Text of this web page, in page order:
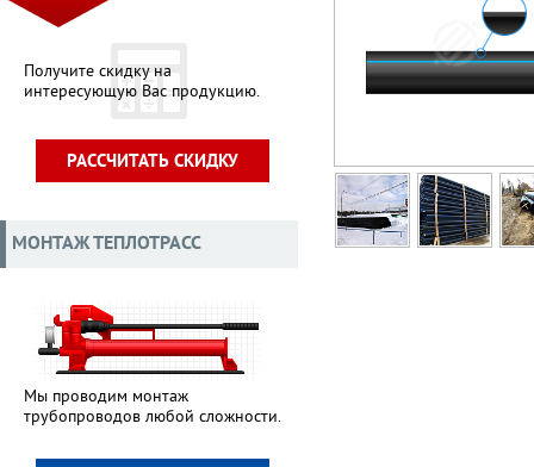
Получите скидку на
интересующую Вас продукцию.
РАССЧИТАТЬ СКИДКУ
МОНТАЖ ТЕПЛОТРАСС
Мы проводим монтаж
трубопроводов любой сложности.